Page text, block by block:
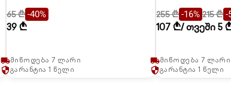
local_shippingმიწოდება 7 ლარი
securityგარანტია 1 წელი
65 ₾ -40%
39 ₾
local_shippingმიწოდება 7 ლარი
securityგარანტია 1 წელი
255 ₾ -16% 215 ₾ -
107 ₾/ თვეში 5